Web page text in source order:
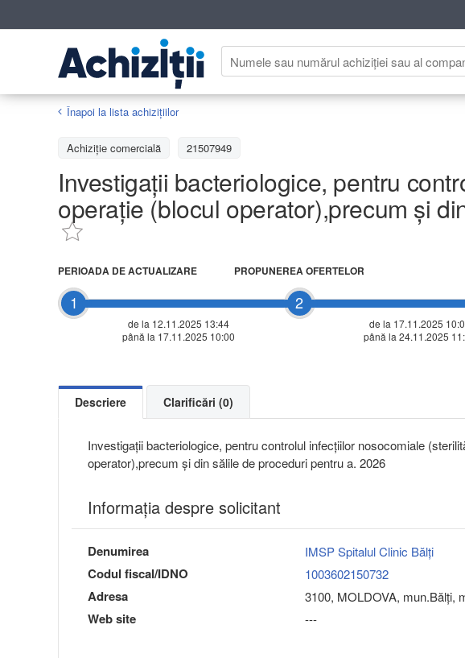
Înapoi la lista achiziţiilor
Achizițiе comercială 21507949
Investigații bacteriologice, pentru
operație (blocul operator),precum și
1
PERIOADA DE ACTUALIZARE
de la 12.11.2025 13:44
până la 17.11.2025 10:00
2
PROPUNEREA OFERTELOR
de la 17.11.2025
până la 24.11.2025
Descriere Clarificări (0)
Investigații bacteriologice, pentru controlul infecțiilor nosocomiale
operator),precum și din sălile de proceduri pentru a. 2026
Informaţia despre solicitant
Denumirea IMSP Spitalul Clinic Bălți
Codul fiscal/IDNO 1003602150732
Adresa 3100, MOLDOVA, mun.Bălţi,
Web site ---